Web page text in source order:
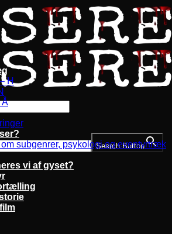
Search Button
H
Å
subgenrer, psykologi og eventyrtræk
vi af gyset?